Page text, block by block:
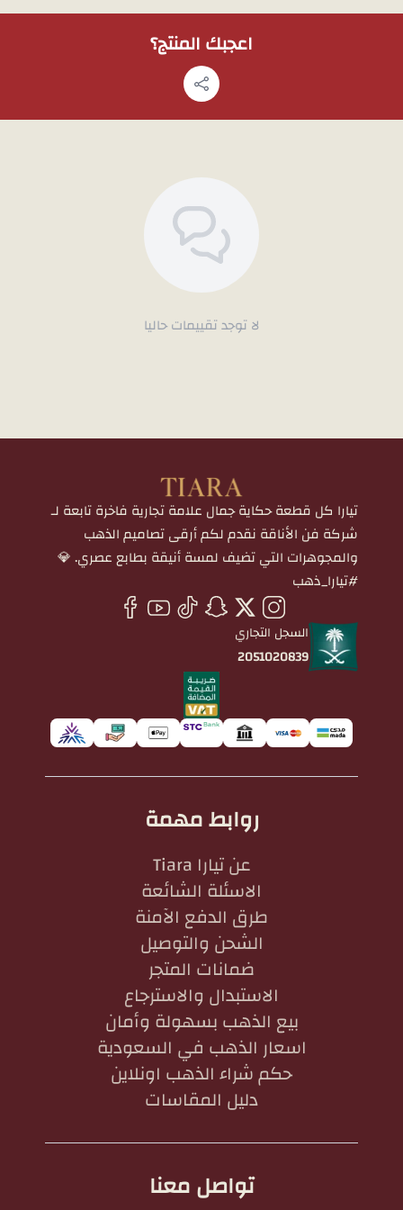
مما يمنحك تناسقًا مثاليًا.
حرفية عالية تظهر في تفاصيل النقوش
المفرّغة، تضفي فخامة ورقّة على القطعة.
اعجبك المنتج؟
لا توجد تقييمات حاليا
تيارا كل قطعة حكاية جمال علامة تجارية فاخرة تابعة لـ
شركة فن الأناقة نقدم لكم أرقى تصاميم الذهب
والمجوهرات التي تضيف لمسة أنيقة بطابع عصري. 💎
#تيارا_ذهب
السجل التجاري
2051020839
روابط مهمة
عن تيارا Tiara
الاسئلة الشائعة
طرق الدفع الآمنة
الشحن والتوصيل
ضمانات المتجر
الاستبدال والاسترجاع
بيع الذهب بسهولة وأمان
اسعار الذهب في السعودية
حكم شراء الذهب اونلاين
دليل المقاسات
تواصل معنا